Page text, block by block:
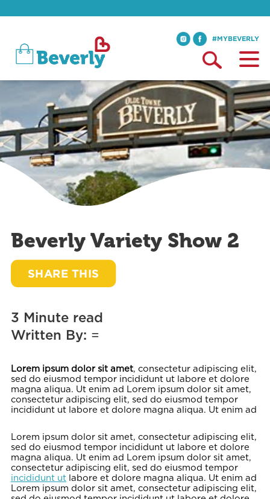
#MYBEVERLY
Beverly Variety Show 2
SHARE THIS
3 Minute read
Written By: =
Lorem ipsum dolor sit amet, consectetur adipiscing elit,
sed do eiusmod tempor incididunt ut labore et dolore
magna aliqua. Ut enim ad Lorem ipsum dolor sit amet,
consectetur adipiscing elit, sed do eiusmod tempor
incididunt ut labore et dolore magna aliqua. Ut enim ad
Lorem ipsum dolor sit amet, consectetur adipiscing elit,
sed do eiusmod tempor incididunt ut labore et dolore
magna aliqua. Ut enim ad Lorem ipsum dolor sit amet,
consectetur adipiscing elit, sed do eiusmod tempor
incididunt utlabore et dolore magna aliqua. Ut enim ad
Lorem ipsum dolor sit amet, consectetur adipiscing elit,